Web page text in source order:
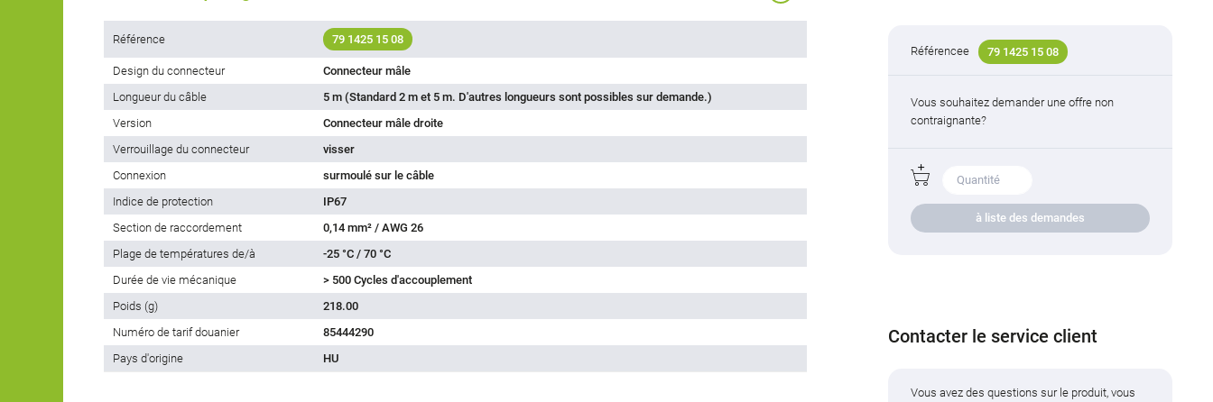
Référence 79 1425 15 08
Design du connecteur
Connecteur mâle
Longueur du câble
5 m (Standard 2 m et 5 m. D'autres longueurs sont possibles sur demande.)
Version
Connecteur mâle droite
Verrouillage du connecteur
visser
Connexion
surmoulé sur le câble
Indice de protection
IP67
Section de raccordement
0,14 mm² / AWG 26
Plage de températures de/à
-25 °C / 70 °C
Durée de vie mécanique
> 500 Cycles d'accouplement
Poids (g)
218.00
Numéro de tarif douanier
85444290
Pays d'origine
HU
Référencee 79 1425 15 08
Vous souhaitez demander une offre non
contraignante?
à liste des demandes
Contacter le service client
Vous avez des questions sur le produit, vous